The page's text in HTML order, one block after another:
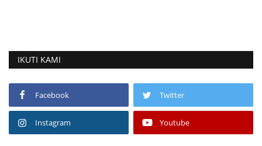
IKUTI KAMI
Facebook Twitter
Instagram Youtube